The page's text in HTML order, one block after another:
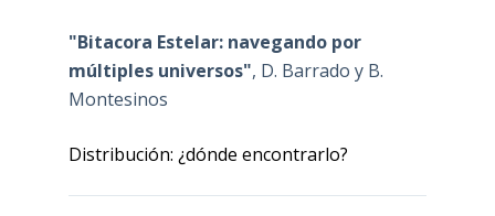
"Bitacora Estelar: navegando por
múltiples universos", D. Barrado y B.
Montesinos
Distribución: ¿dónde encontrarlo?